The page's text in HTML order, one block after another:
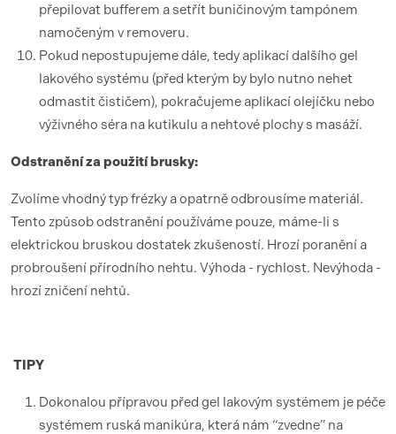
přepilovat bufferem a setřít buničinovým tampónem
namočeným v removeru.
Pokud nepostupujeme dále, tedy aplikací dalšího gel
lakového systému (před kterým by bylo nutno nehet
odmastit čističem), pokračujeme aplikací olejíčku nebo
výživného séra na kutikulu a nehtové plochy s masáží.
Odstranění za použití brusky:
Zvolíme vhodný typ frézky a opatrně odbrousíme materiál.
Tento způsob odstranění používáme pouze, máme-li s
elektrickou bruskou dostatek zkušeností. Hrozí poranění a
probroušení přírodního nehtu. Výhoda - rychlost. Nevýhoda -
hrozí zničení nehtů.
TIPY
Dokonalou přípravou před gel lakovým systémem je péče
systémem ruská manikúra, která nám “zvedne” na